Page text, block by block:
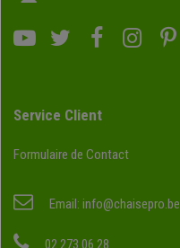
Service Client
Formulaire de Contact
Email: info@chaisepro.be
02 273 06 28